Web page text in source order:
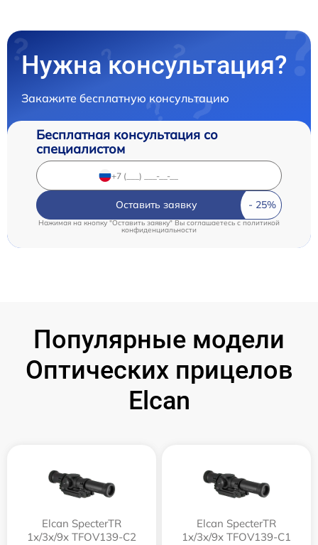
Нужна консультация?
Закажите бесплатную консультацию
Бесплатная консультация со
специалистом
Оставить заявку
Нажимая на кнопку "Оставить заявку" Вы соглашаетесь c политикой
конфиденциальности
Популярные модели
Оптических прицелов
Elcan
Elcan SpecterTR
1x/3x/9x TFOV139-C2
Elcan SpecterTR
1x/3x/9x TFOV139-C1